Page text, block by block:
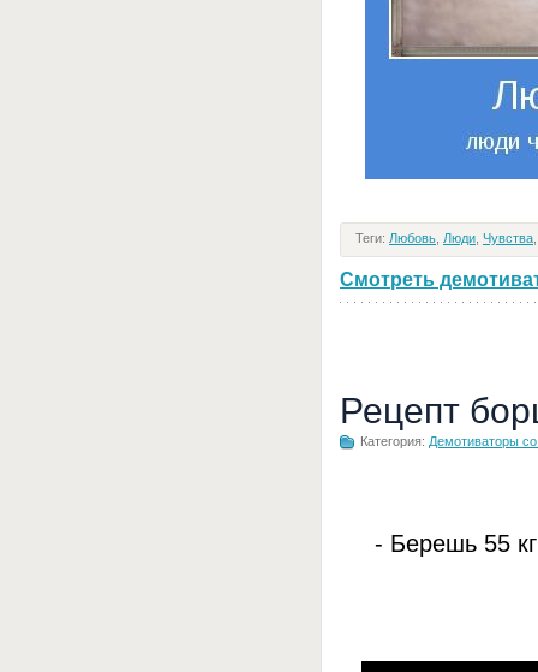
Теги: Любовь Люди Чувства
Смотреть
Рецепт
Категория: Демотиваторы
- Берешь 55